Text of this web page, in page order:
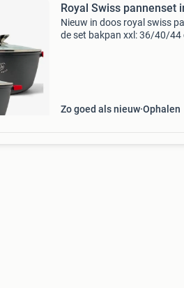
Royal Swiss pannenset
Nieuw in doos royal swiss
de set bakpan xxl: 36/40/44
Zo goed als nieuw Ophalen